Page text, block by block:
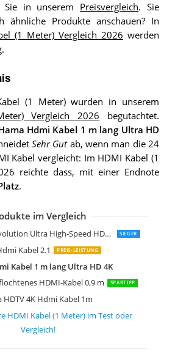
Sie in unserem Preisvergleich. Sie
ähnliche Produkte anschauen? In
(1 Meter) Vergleich 2026 werden
(1 Meter) wurden in unserem
Vergleich 2026 begutachtet.
Hdmi Kabel 1 m lang Ultra HD
Sehr Gutab, wenn man die 24
Kabel vergleicht: Im HDMI Kabel (1
reichte dass, mit einer Endnote
.
im Vergleich
OEHLBACH Flex Evolution Ultra High-Speed HDMI-Kabel SIEGER
Kabel 2.1 PREIS-LEISTUNG
Kabel 1 m lang Ultra HD 4K
HDMI-Kabel 0,9 m
SPARTIPP
HDTV 4K Hdmi Kabel 1m
KabelDirekt 8K 4K HDMI Kabel mit
KabelDirekt 4K Hdmi Kabel 1m Pro
CSL-Computer CSL 8k Hdmi Kabel
StarTech.com 1m Hdmi 2.1 Kabel 8K
KabelDirekt 10K & 8K Hdmi Kabel
KabelDirekt 4K Hdmi Kabel 1m
deleyCON 1m Hdmi Kabel Hdmi 2.0
UGREEN 8k Hdmi Kabel 2.1
Ultra HDTV 8K Hdmi Kabel
Zertifiziertes 10K 8K Hdmi 2.1 Kabel
CSL-Computer CSL 8k Hdmi Kabel
CSL-Computer CSL 8k 4k Hdmi Kabel
Highwings Hdmi 2.1 Kabel 1m 8K
8K Hdmi Kabel 2.1
HDMI Kabel (1 Meter) im Test oder
Vergleich!